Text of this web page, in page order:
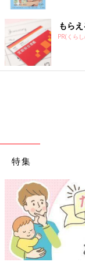
もら
PR(くら
特集